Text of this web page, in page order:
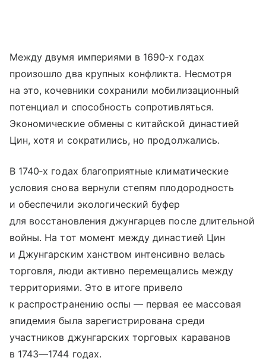
Между двумя империями в 1690‑х годах
произошло два крупных конфликта. Несмотря
на это, кочевники сохранили мобилизационный
потенциал и способность сопротивляться.
Экономические обмены с китайской династией
Цин, хотя и сократились, но продолжались.
В 1740‑х годах благоприятные климатические
условия снова вернули степям плодородность
и обеспечили экологический буфер
для восстановления джунгарцев после длительной
войны. На тот момент между династией Цин
и Джунгарским ханством интенсивно велась
торговля, люди активно перемещались между
территориями. Это в итоге привело
к распространению оспы — первая ее массовая
эпидемия была зарегистрирована среди
участников джунгарских торговых караванов
в 1743—1744 годах.